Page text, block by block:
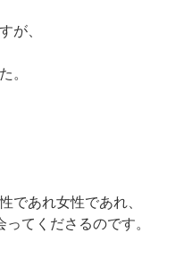
が、
。
であれ女性であれ、
てくださるのです。